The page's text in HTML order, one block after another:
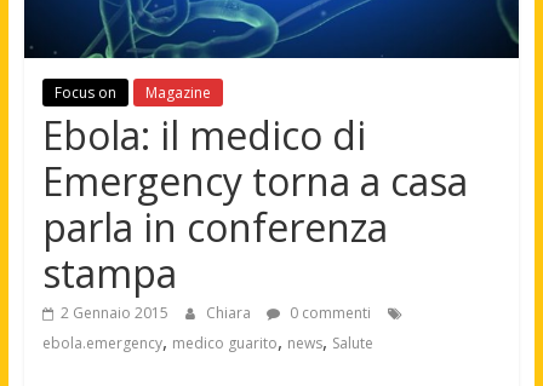
Focus on Magazine
Ebola: il medico di
Emergency torna a casa
parla in conferenza
stampa
2 Gennaio 2015 Chiara
0 commenti
ebola.emergency, medico guarito, news, Salute